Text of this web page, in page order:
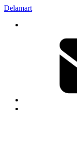
Delamart